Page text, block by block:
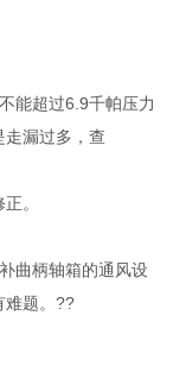
能超过6.9千帕压力
走漏过多，查
。
曲柄轴箱的通风设
难题。??